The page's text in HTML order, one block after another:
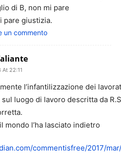
di B, non mi pare
pare giustizia.
un commento
22:11
l’infantilizzazione dei
luogo di lavoro descritta da
mondo l’ha lasciato indietro
commentisfree/2017/